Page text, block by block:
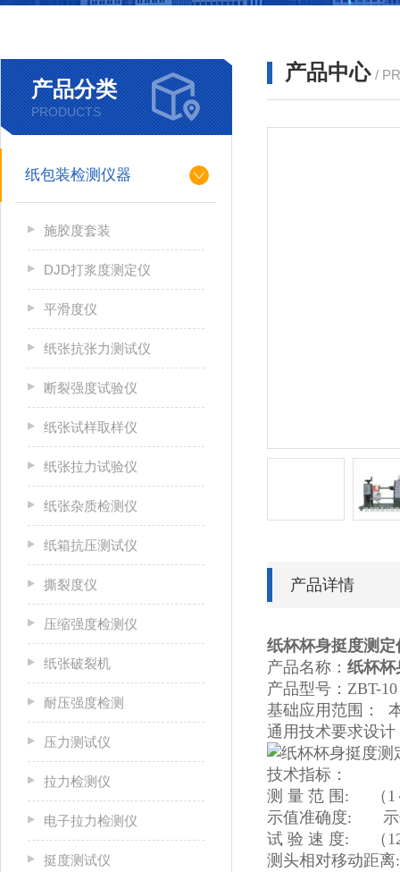
产品分类
PRODUCTS
纸包装检测仪器
施胶度套装
DJD打浆度测定仪
平滑度仪
纸张抗张力测试仪
断裂强度试验仪
纸张试样取样仪
纸张拉力试验仪
纸张杂质检测仪
纸箱抗压测试仪
撕裂度仪
压缩强度检测仪
纸张破裂机
耐压强度检测
压力测试仪
拉力检测仪
电子拉力检测仪
挺度测试仪
产品中心 /
产品详情
纸杯杯身挺度测定
产品名称： 纸杯杯
产品型号：ZBT-10
基础应用范围：
通用技术要求设
技术指标：
测 量 范 围: （1
示值准确度: 示
试 验 速 度: （
测头相对移动距离